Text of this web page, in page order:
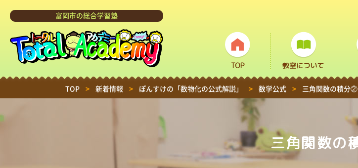
富岡市の総合学習塾
TOP 教室について
TOP > 新着情報 > ぽんすけの「数物化の公式解説」 > 数学公式 > 三角関数の積分②
三角関数の